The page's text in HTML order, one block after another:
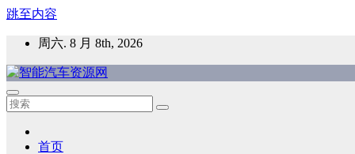
跳至内容
周六. 8 月 8th, 2026
智能汽车资源网
智能表面，智能内饰，新能源汽车，HMI，人车交互，智能车
首页